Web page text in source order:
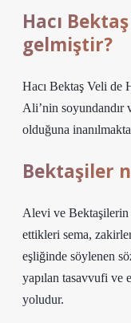
Hacı
gelmiştir?
Hacı Bektaş Veli de
Ali’nin soyundandır
olduğuna
Bektaşiler
Alevi ve Bektaşilerin
ettikleri sema,
eşliğinde söylenen
yapılan tasavvufi ve
yoludur.